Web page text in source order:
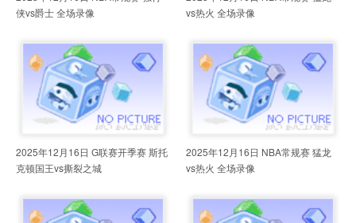
侠vs爵士 全场录像
vs热火 全场录像
2025年12月16日 G联赛开季赛 斯托
克顿国王vs撕裂之城
2025年12月16日 NBA常规赛 猛龙
vs热火 全场录像